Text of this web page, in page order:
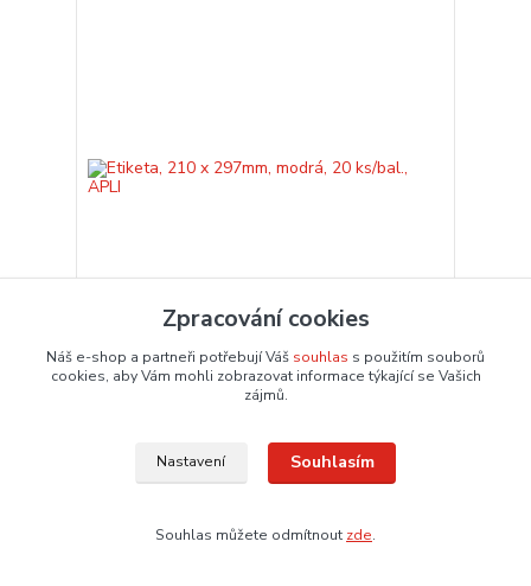
Etiketa, 210 x 297mm, modrá, 20 ks/bal., APLI
Přidat do košíku
Zpracování cookies
Náš e-shop a partneři potřebují Váš souhlas s použitím souborů
cookies, aby Vám mohli zobrazovat informace týkající se Vašich
zájmů.
Nastavení Souhlasím
Souhlas můžete odmítnout zde.